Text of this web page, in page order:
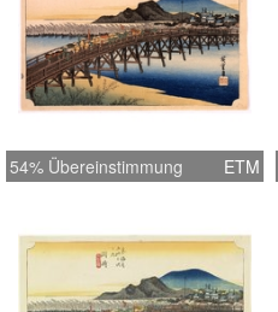
54% Übereinstimmung ETM